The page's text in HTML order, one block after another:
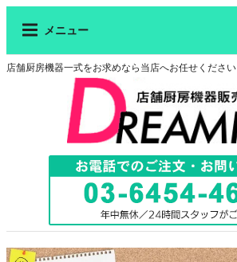
メニュー
店舗厨房機器一式をお求めなら当店へお任せください